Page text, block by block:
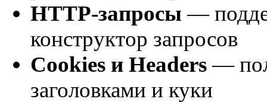
HTTP-запросы —
конструктор запросов
Cookies и Headers—
заголовками и куки